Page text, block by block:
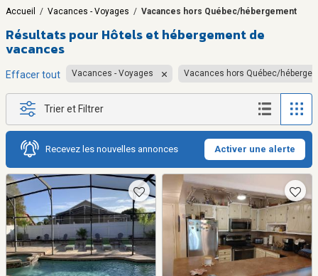
Accueil / Vacances - Voyages / Vacances hors Québec/hébergement
Résultats pour Hôtels et hébergement de
vacances
Effacer tout Vacances - Voyages Vacances hors Québec/
Trier et Filtrer
Recevez les nouvelles annonces Activer une alerte